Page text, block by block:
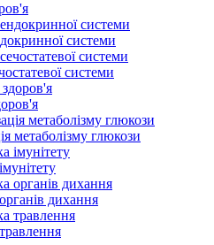
системи
системи
метаболізму глюкози
дихання